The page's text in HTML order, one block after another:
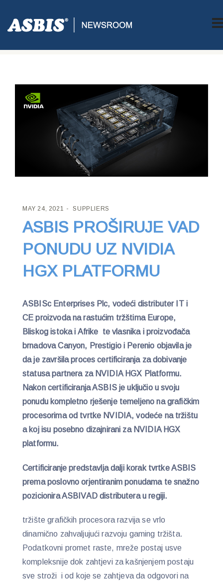
ASBIS CROATIA SUPPLIERS> ASBIS PROŠIRUJE VAD
PONUDU UZ NVIDIA HGX PLATFORMU
MAY 24, 2021 SUPPLIERS
ASBIS PROŠIRUJE VAD
PONUDU UZ NVIDIA
HGX PLATFORMU
ASBISc Enterprises Plc, vodeći distributer IT i
CE proizvoda na rastućim tržštima Europe,
Bliskog istoka i Afrike te vlasnika i proizvođača
brnadova Canyon, Prestigio i Perenio objavila je
da je završila proces certificiranja za dobivanje
statusa partnera za NVIDIA HGX Platformu.
Nakon certificiranja ASBIS je uključio u svoju
ponudu kompletno rješenje temeljeno na grafičkim
procesorima od tvrtke NVIDIA, vodeće na tržištu
a koj isu posebno dizajnirani za NVIDIA HGX
platformu.
Certificiranje predstavlja dalji korak tvrtke ASBIS
prema poslovno orjentiranim ponudama te snažno
pozicionira ASBIVAD distributera u regiji.
tržište grafičkih procesora razvija se vrlo
dinamično zahvaljujući razvoju gaming tržišta.
Podatkovni promet raste, mreže postaj usve
kompleksnije dok zahtjevi za kašnjenjem postaju
sve stroži i od koje se zahtjeva da odgovori na